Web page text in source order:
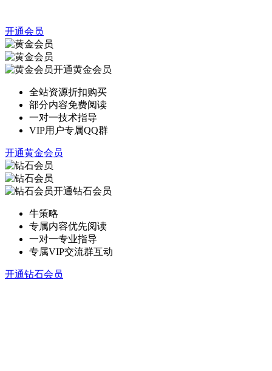
开通会员
开通黄金会员
全站资源折扣购买
部分内容免费阅读
一对一技术指导
VIP用户专属QQ群
开通黄金会员
开通钻石会员
牛策略
专属内容优先阅读
一对一专业指导
专属VIP交流群互动
开通钻石会员